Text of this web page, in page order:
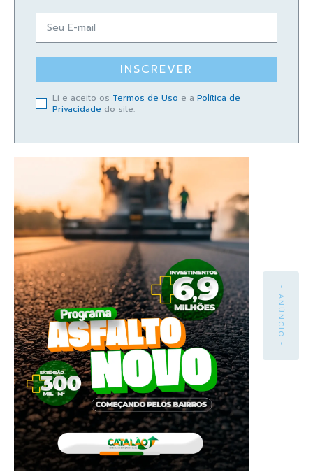
INSCREVER
Li e aceito os Termos de Uso e a Política de
Privacidade do site.
- ANÚNCIO -